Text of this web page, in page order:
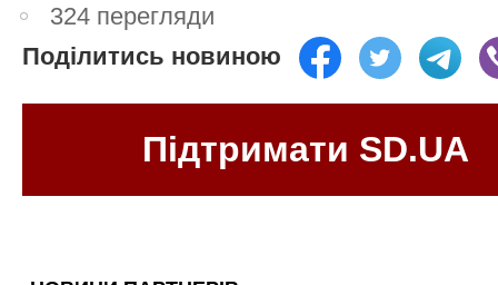
324 перегляди
Поділитись новиною
Підтримати SD.UA